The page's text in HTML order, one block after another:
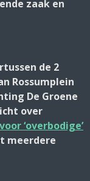
zaak en
de 2
Rossumplein
De Groene
over
‘overbodige’
meerdere